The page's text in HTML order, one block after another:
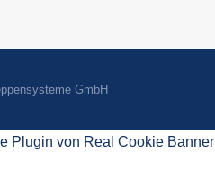
GmbH
Plugin von Real Cookie Banner